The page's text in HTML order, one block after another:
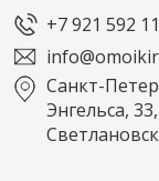
+7 921 592
Санкт-
Энгельса,